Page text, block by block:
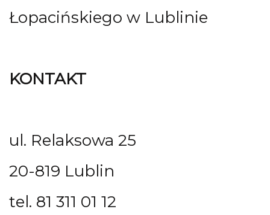
Łopacińskiego w Lublinie
KONTAKT
ul. Relaksowa 25
20-819 Lublin
tel. 81 311 01 12